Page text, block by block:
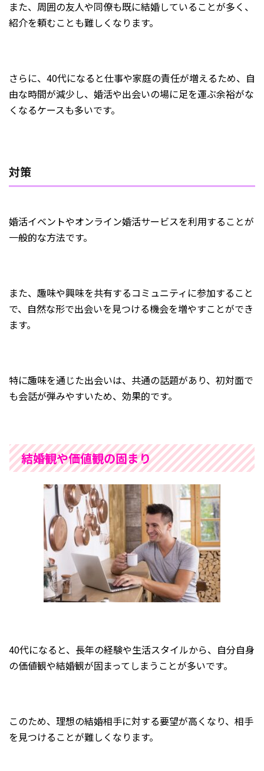
また、周囲の友人や同僚も既に結婚していることが多く、
紹介を頼むことも難しくなります。
さらに、40代になると仕事や家庭の責任が増えるため、自
由な時間が減少し、婚活や出会いの場に足を運ぶ余裕がな
くなるケースも多いです。
対策
婚活イベントやオンライン婚活サービスを利用することが
一般的な方法です。
また、趣味や興味を共有するコミュニティに参加すること
で、自然な形で出会いを見つける機会を増やすことができ
ます。
特に趣味を通じた出会いは、共通の話題があり、初対面で
も会話が弾みやすいため、効果的です。
結婚観や価値観の固まり
40代になると、長年の経験や生活スタイルから、自分自身
の価値観や結婚観が固まってしまうことが多いです。
このため、理想の結婚相手に対する要望が高くなり、相手
を見つけることが難しくなります。